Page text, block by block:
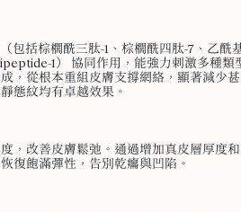
包括棕櫚酰三肽-1、棕櫚酰四肽-7、乙酰
1） 協同作用，能強力刺激多種類
，從根本重組皮膚支撐網絡，顯著減少甚
態紋均有卓越效果。
，改善皮膚鬆弛。通過增加真皮層厚度和
復飽滿彈性，告別乾癟與凹陷。